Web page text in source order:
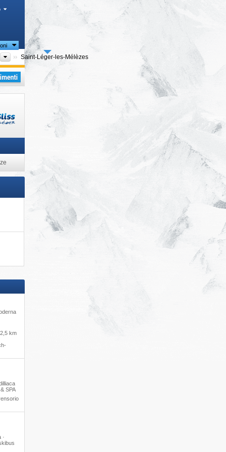
(Départements)
Circondario (Arrondissement)
Saint-Léger-les-Mélèzes
2,5 km
SPA
·